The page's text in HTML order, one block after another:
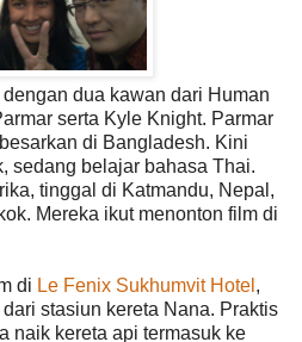
dua kawan dari Human
serta Kyle Knight. Parmar
di Bangladesh. Kini
sedang belajar bahasa Thai.
tinggal di Katmandu, Nepal,
Mereka ikut menonton film di
di Le Fenix Sukhumvit Hotel ,
stasiun kereta Nana. Praktis
naik kereta api termasuk ke